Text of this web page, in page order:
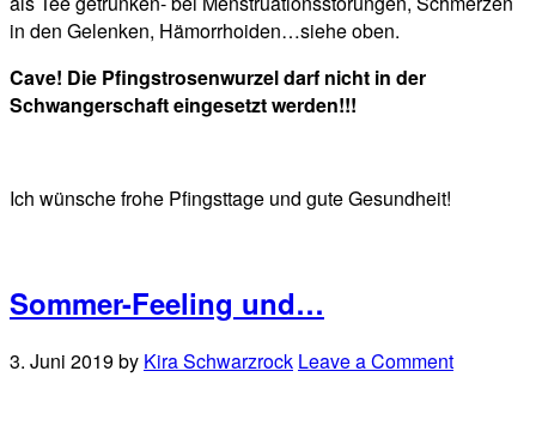
in den Gelenken, Hämorrhoiden…siehe oben.
Cave! Die Pfingstrosenwurzel darf nicht in der
Schwangerschaft eingesetzt werden!!!
Ich wünsche frohe Pfingsttage und gute Gesundheit!
Sommer-Feeling und…
3. Juni 2019by Kira Schwarzrock Leave a Comment